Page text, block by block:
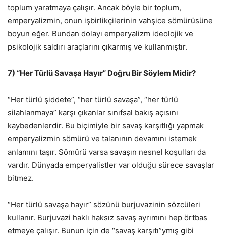
toplum yaratmaya çalışır. Ancak böyle bir toplum,
emperyalizmin, onun işbirlikçilerinin vahşice sömürüsüne
boyun eğer. Bundan dolayı emperyalizm ideolojik ve
psikolojik saldırı araçlarını çıkarmış ve kullanmıştır.
7) “Her Türlü Savaşa Hayır” Doğru Bir Söylem Midir?
“Her türlü şiddete”, “her türlü savaşa”, “her türlü
silahlanmaya” karşı çıkanlar sınıfsal bakış açısını
kaybedenlerdir. Bu biçimiyle bir savaş karşıtlığı yapmak
emperyalizmin sömürü ve talanının devamını istemek
anlamını taşır. Sömürü varsa savaşın nesnel koşulları da
vardır. Dünyada emperyalistler var olduğu sürece savaşlar
bitmez.
“Her türlü savaşa hayır” sözünü burjuvazinin sözcüleri
kullanır. Burjuvazi haklı haksız savaş ayrımını hep örtbas
etmeye çalışır. Bunun için de “savaş karşıtı”ymış gibi